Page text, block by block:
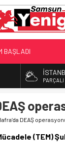
BAŞLADI
HEDEF
YAPIN!’
YAPILAN
DEAŞ
(TEM)